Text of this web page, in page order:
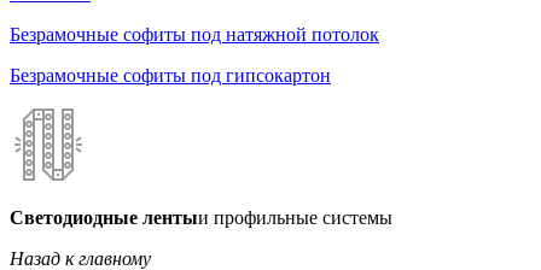
Безрамочные софиты под натяжной потолок
Безрамочные софиты под гипсокартон
Светодиодные лентыи профильные системы
Назад к главному